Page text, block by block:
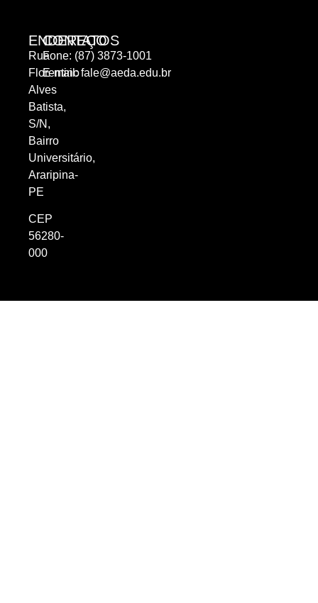
ENDEREÇO
Rua
Florentino
Alves
Batista,
S/N,
Bairro
Universitário,
Araripina-
PE
CEP
56280-
000
CONTATOS
Fone: (87) 3873-1001
E-mail:fale@aeda.edu.br